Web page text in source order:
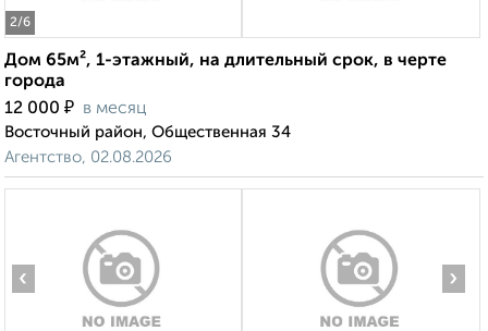
2/6
Дом 65м², 1-этажный, на длительный срок, в черте
города
12 000 ₽ в месяц
Восточный район, Общественная 34
Агентство, 02.08.2026
‹ ›